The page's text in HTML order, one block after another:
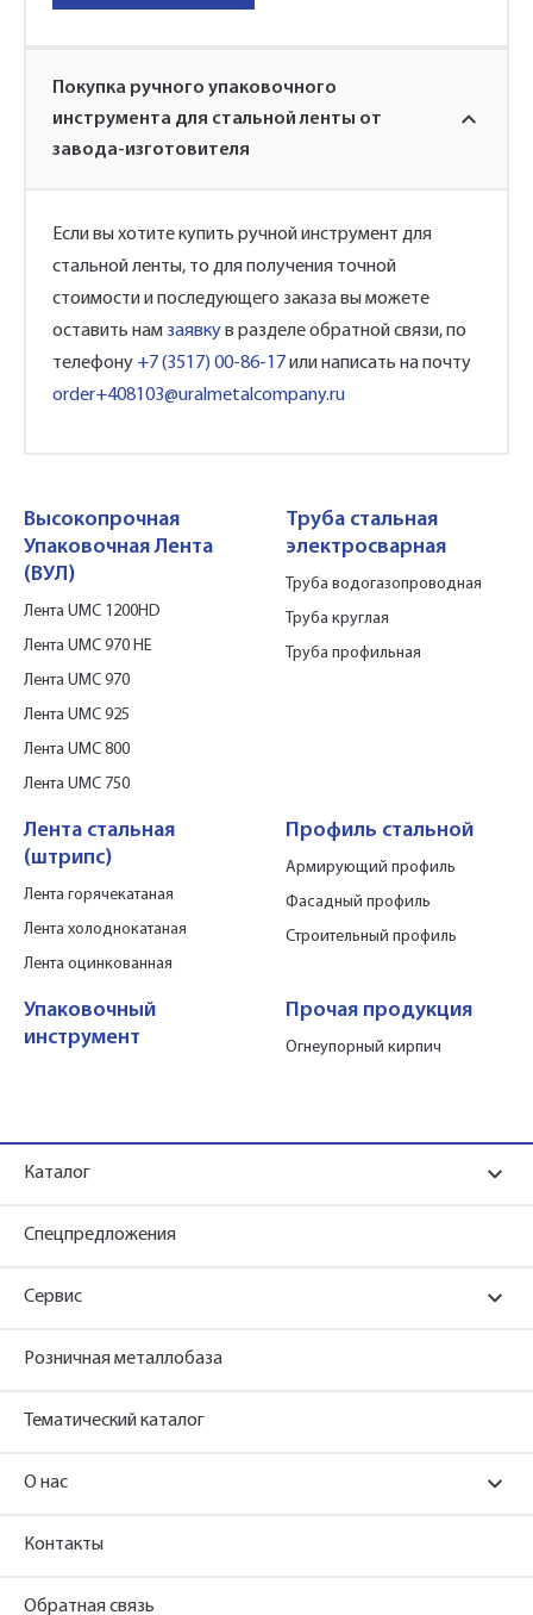
Покупка ручного упаковочного
инструмента для стальной ленты от
завода-изготовителя
Если вы хотите купить ручной инструмент для
стальной ленты, то для получения точной
стоимости и последующего заказа вы можете
оставить намзаявкув разделе обратной связи, по
телефону +7 (3517) 00-86-17или написать на почту
order+408103@uralmetalcompany.ru
Высокопрочная
Упаковочная Лента
(ВУЛ)
Лента UMC 1200HD
Лента UMC 970 HE
Лента UMC 970
Лента UMC 925
Лента UMC 800
Лента UMC 750
Труба стальная
электросварная
Труба водогазопроводная
Труба круглая
Труба профильная
Лента стальная
(штрипс)
Лента горячекатаная
Лента холоднокатаная
Лента оцинкованная
Профиль стальной
Армирующий профиль
Фасадный профиль
Строительный профиль
Упаковочный
инструмент
Прочая продукция
Огнеупорный кирпич
Каталог
Спецпредложения
Сервис
Розничная металлобаза
Тематический каталог
О нас
Контакты
Обратная связь